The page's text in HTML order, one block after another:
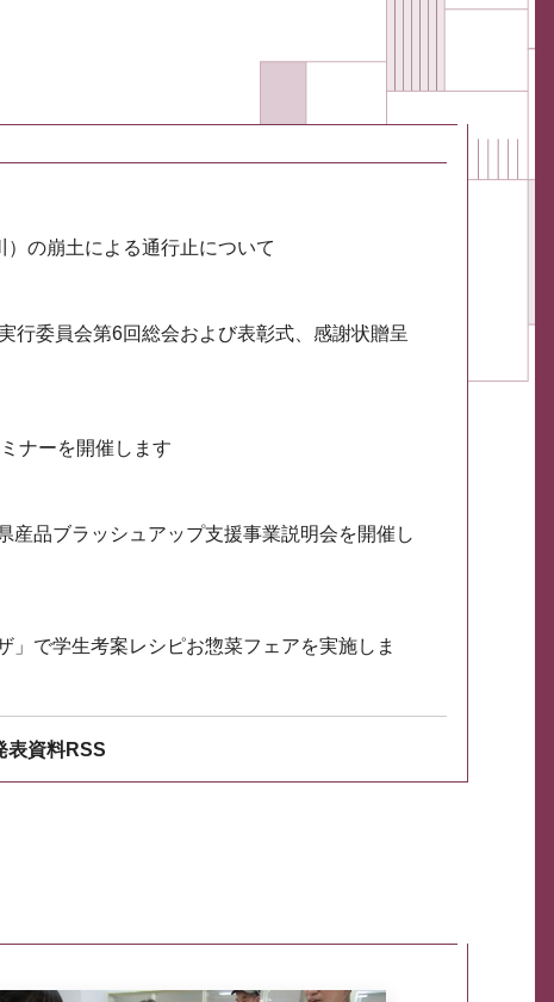
の崩土による通行止について
行委員会第6回総会および表彰式、感謝状贈呈
ナーを開催します
産品ブラッシュアップ支援事業説明会を開催し
」で学生考案レシピお惣菜フェアを実施しま
表資料RSS